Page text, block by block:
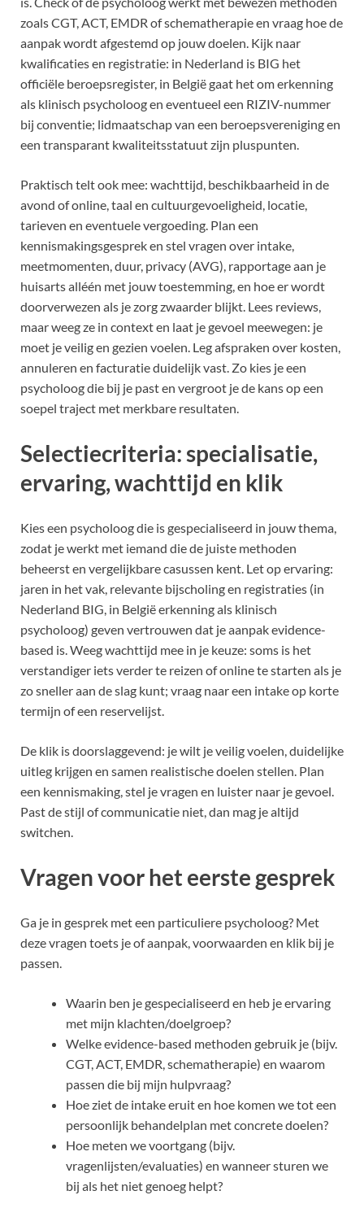
zoals CGT, ACT, EMDR of schematherapie en vraag hoe de
aanpak wordt afgestemd op jouw doelen. Kijk naar
kwalificaties en registratie: in Nederland is BIG het
officiële beroepsregister, in België gaat het om erkenning
als klinisch psycholoog en eventueel een RIZIV-nummer
bij conventie; lidmaatschap van een beroepsvereniging en
een transparant kwaliteitsstatuut zijn pluspunten.
Praktisch telt ook mee: wachttijd, beschikbaarheid in de
avond of online, taal en cultuurgevoeligheid, locatie,
tarieven en eventuele vergoeding. Plan een
kennismakingsgesprek en stel vragen over intake,
meetmomenten, duur, privacy (AVG), rapportage aan je
huisarts alléén met jouw toestemming, en hoe er wordt
doorverwezen als je zorg zwaarder blijkt. Lees reviews,
maar weeg ze in context en laat je gevoel meewegen: je
moet je veilig en gezien voelen. Leg afspraken over kosten,
annuleren en facturatie duidelijk vast. Zo kies je een
psycholoog die bij je past en vergroot je de kans op een
soepel traject met merkbare resultaten.
Selectiecriteria: specialisatie,
ervaring, wachttijd en klik
Kies een psycholoog die is gespecialiseerd in jouw thema,
zodat je werkt met iemand die de juiste methoden
beheerst en vergelijkbare casussen kent. Let op ervaring:
jaren in het vak, relevante bijscholing en registraties (in
Nederland BIG, in België erkenning als klinisch
psycholoog) geven vertrouwen dat je aanpak evidence-
based is. Weeg wachttijd mee in je keuze: soms is het
verstandiger iets verder te reizen of online te starten als je
zo sneller aan de slag kunt; vraag naar een intake op korte
termijn of een reservelijst.
De klik is doorslaggevend: je wilt je veilig voelen, duidelijke
uitleg krijgen en samen realistische doelen stellen. Plan
een kennismaking, stel je vragen en luister naar je gevoel.
Past de stijl of communicatie niet, dan mag je altijd
switchen.
Vragen voor het eerste gesprek
Ga je in gesprek met een particuliere psycholoog? Met
deze vragen toets je of aanpak, voorwaarden en klik bij je
passen.
Waarin ben je gespecialiseerd en heb je ervaring
met mijn klachten/doelgroep?
Welke evidence-based methoden gebruik je (bijv.
CGT, ACT, EMDR, schematherapie) en waarom
passen die bij mijn hulpvraag?
Hoe ziet de intake eruit en hoe komen we tot een
persoonlijk behandelplan met concrete doelen?
Hoe meten we voortgang (bijv.
vragenlijsten/evaluaties) en wanneer sturen we
bij als het niet genoeg helpt?